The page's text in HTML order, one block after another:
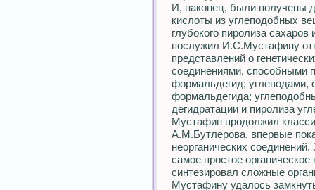
И, наконец, были получены
кислоты из углеподобных
глубокого пиролиза
послужил И.С.Мустафину
представлений о
соединениями, способными
формальдегид; углеводами,
формальдегида;
дегидратации и пиролиза
Мустафин продолжил
А.М.Бутлерова, впервые
неорганических
самое простое
синтезировал сложные
Мустафину удалось